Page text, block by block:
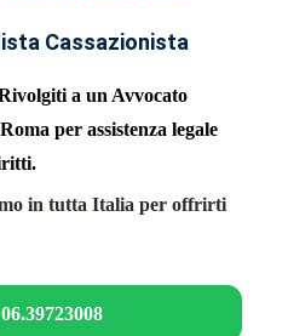
Cassazionista
a un Avvocato
per assistenza legale
in tutta Italia per offrirti